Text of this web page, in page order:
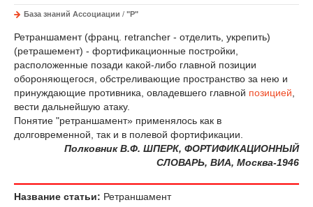
База знаний Ассоциации / "Р"
Ретраншамент (франц. retrancher - отделить, укрепить)
(ретрашемент) - фортификационные постройки,
расположенные позади какой-либо главной позиции
обороняющегося, обстреливающие пространство за нею и
принуждающие противника, овладевшего главной позицией
вести дальнейшую атаку.
Понятие "ретраншамент» применялось как в
долговременной, так и в полевой фортификации.
Полковник В.Ф. ШПЕРК, ФОРТИФИКАЦИОННЫЙ
СЛОВАРЬ, ВИА, Москва-1946
Название статьи: Ретраншамент